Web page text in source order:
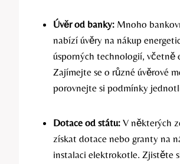
Úvěr od banky: Mnoho
nabízí úvěry na nákup
úsporných technologií, včetně
Zajímejte se o různé úvěrové
porovnejte si podmínky
Dotace od státu: V některých
získat dotace nebo granty na
instalaci elektrokotle. Zjistěte